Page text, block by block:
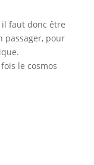
il faut donc être
passager, pour
le cosmos